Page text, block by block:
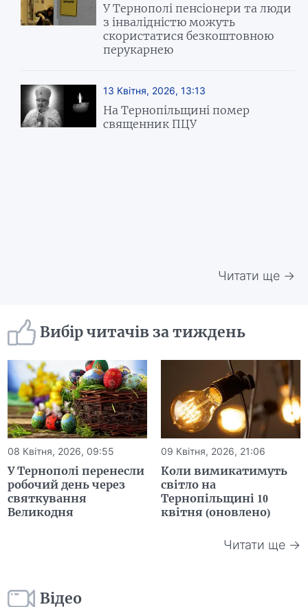
У Тернополі пенсіонери та люди
з інвалідністю можуть
скористатися безкоштовною
перукарнею
13 Квітня, 2026, 13:13
На Тернопільщині помер
священник ПЦУ
Читати ще →
Вибір читачів за тиждень
08 Квітня, 2026, 09:55
У Тернополі перенесли
робочий день через
святкування
Великодня
09 Квітня, 2026, 21:06
Коли вимикатимуть
світло на
Тернопільщині 10
квітня (оновлено)
Читати ще →
Відео